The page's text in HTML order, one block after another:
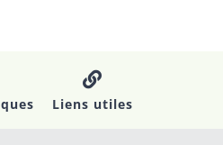
Liens utiles